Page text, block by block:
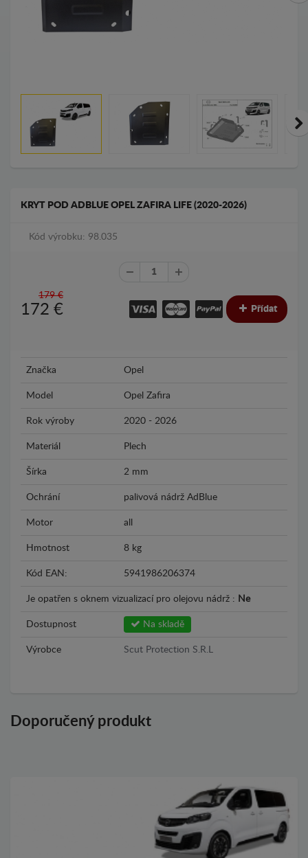
KRYT POD ADBLUE OPEL ZAFIRA LIFE (2020-2026)
Kód výrobku: 98.035
179 €
172 € Přídat
Značka Opel
Model Opel Zafira
Rok výroby 2020 - 2026
Materiál Plech
Šírka 2 mm
Ochrání palivová nádrž AdBlue
Motor all
Hmotnost 8 kg
Kód EAN: 5941986206374
Je opatřen s oknem vizualizací pro olejovu nádrž : Ne
Dostupnost Na skladě
Výrobce Scut Protection S.R.L
Doporučený produkt